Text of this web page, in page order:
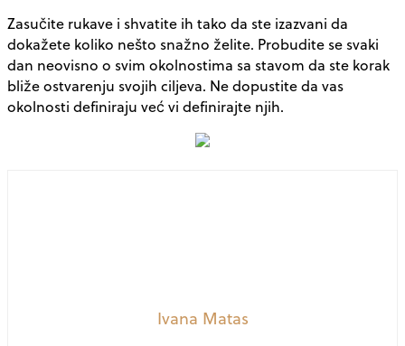
Zasučite rukave i shvatite ih tako da ste izazvani da
dokažete koliko nešto snažno želite. Probudite se svaki
dan neovisno o svim okolnostima sa stavom da ste korak
bliže ostvarenju svojih ciljeva. Ne dopustite da vas
okolnosti definiraju već vi definirajte njih.
Ivana Matas